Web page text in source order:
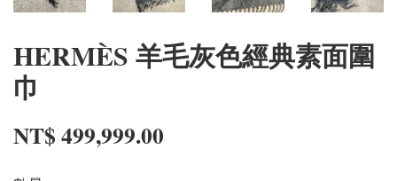
HERMÈS 羊毛灰色經典素面圍
巾
NT$ 499,999.00